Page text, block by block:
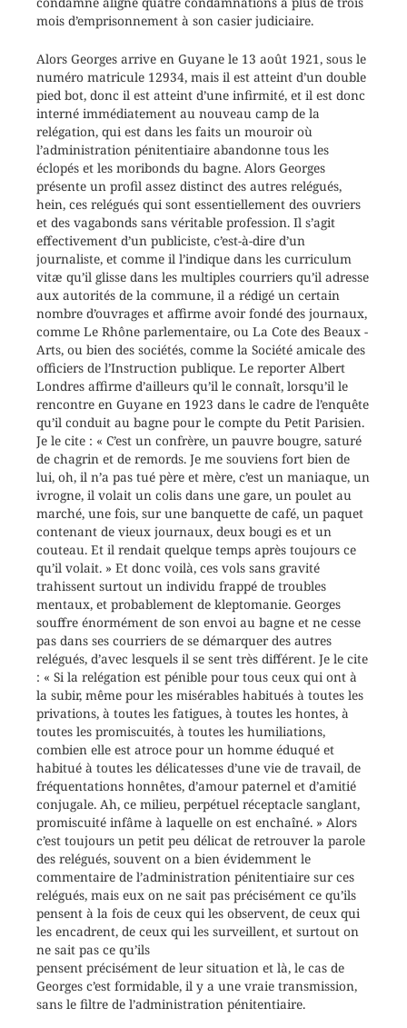
mois d’emprisonnement à son casier judiciaire.
Alors Georges arrive en Guyane le 13 août 1921, sous le
numéro matricule 12934, mais il est atteint d’un double
pied bot, donc il est atteint d’une infirmité, et il est donc
interné immédiatement au nouveau camp de la
relégation, qui est dans les faits un mouroir où
l’administration pénitentiaire abandonne tous les
éclopés et les moribonds du bagne. Alors Georges
présente un profil assez distinct des autres relégués,
hein, ces relégués qui sont essentiellement des ouvriers
et des vagabonds sans véritable profession. Il s’agit
effectivement d’un publiciste, c’est-à-dire d’un
journaliste, et comme il l’indique dans les curriculum
vitæ qu’il glisse dans les multiples courriers qu’il adresse
aux autorités de la commune, il a rédigé un certain
nombre d’ouvrages et affirme avoir fondé des journaux,
comme Le Rhône parlementaire, ou La Cote des Beaux -
Arts, ou bien des sociétés, comme la Société amicale des
officiers de l’Instruction publique. Le reporter Albert
Londres affirme d’ailleurs qu’il le connaît, lorsqu’il le
rencontre en Guyane en 1923 dans le cadre de l’enquête
qu’il conduit au bagne pour le compte du Petit Parisien.
Je le cite : « C’est un confrère, un pauvre bougre, saturé
de chagrin et de remords. Je me souviens fort bien de
lui, oh, il n’a pas tué père et mère, c’est un maniaque, un
ivrogne, il volait un colis dans une gare, un poulet au
marché, une fois, sur une banquette de café, un paquet
contenant de vieux journaux, deux bougi es et un
couteau. Et il rendait quelque temps après toujours ce
qu’il volait. » Et donc voilà, ces vols sans gravité
trahissent surtout un individu frappé de troubles
mentaux, et probablement de kleptomanie. Georges
souffre énormément de son envoi au bagne et ne cesse
pas dans ses courriers de se démarquer des autres
relégués, d’avec lesquels il se sent très différent. Je le cite
: « Si la relégation est pénible pour tous ceux qui ont à
la subir, même pour les misérables habitués à toutes les
privations, à toutes les fatigues, à toutes les hontes, à
toutes les promiscuités, à toutes les humiliations,
combien elle est atroce pour un homme éduqué et
habitué à toutes les délicatesses d’une vie de travail, de
fréquentations honnêtes, d’amour paternel et d’amitié
conjugale. Ah, ce milieu, perpétuel réceptacle sanglant,
promiscuité infâme à laquelle on est enchaîné. » Alors
c’est toujours un petit peu délicat de retrouver la parole
des relégués, souvent on a bien évidemment le
commentaire de l’administration pénitentiaire sur ces
relégués, mais eux on ne sait pas précisément ce qu’ils
pensent à la fois de ceux qui les observent, de ceux qui
les encadrent, de ceux qui les surveillent, et surtout on
ne sait pas ce qu’ils
pensent précisément de leur situation et là, le cas de
Georges c’est formidable, il y a une vraie transmission,
sans le filtre de l’administration pénitentiaire.